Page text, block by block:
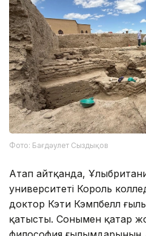
Фото: Бағдәулет Сыздықов
Атап айтқанда,
университеті Король
доктор Кэти Кэмпбелл
қатысты. Сонымен қатар